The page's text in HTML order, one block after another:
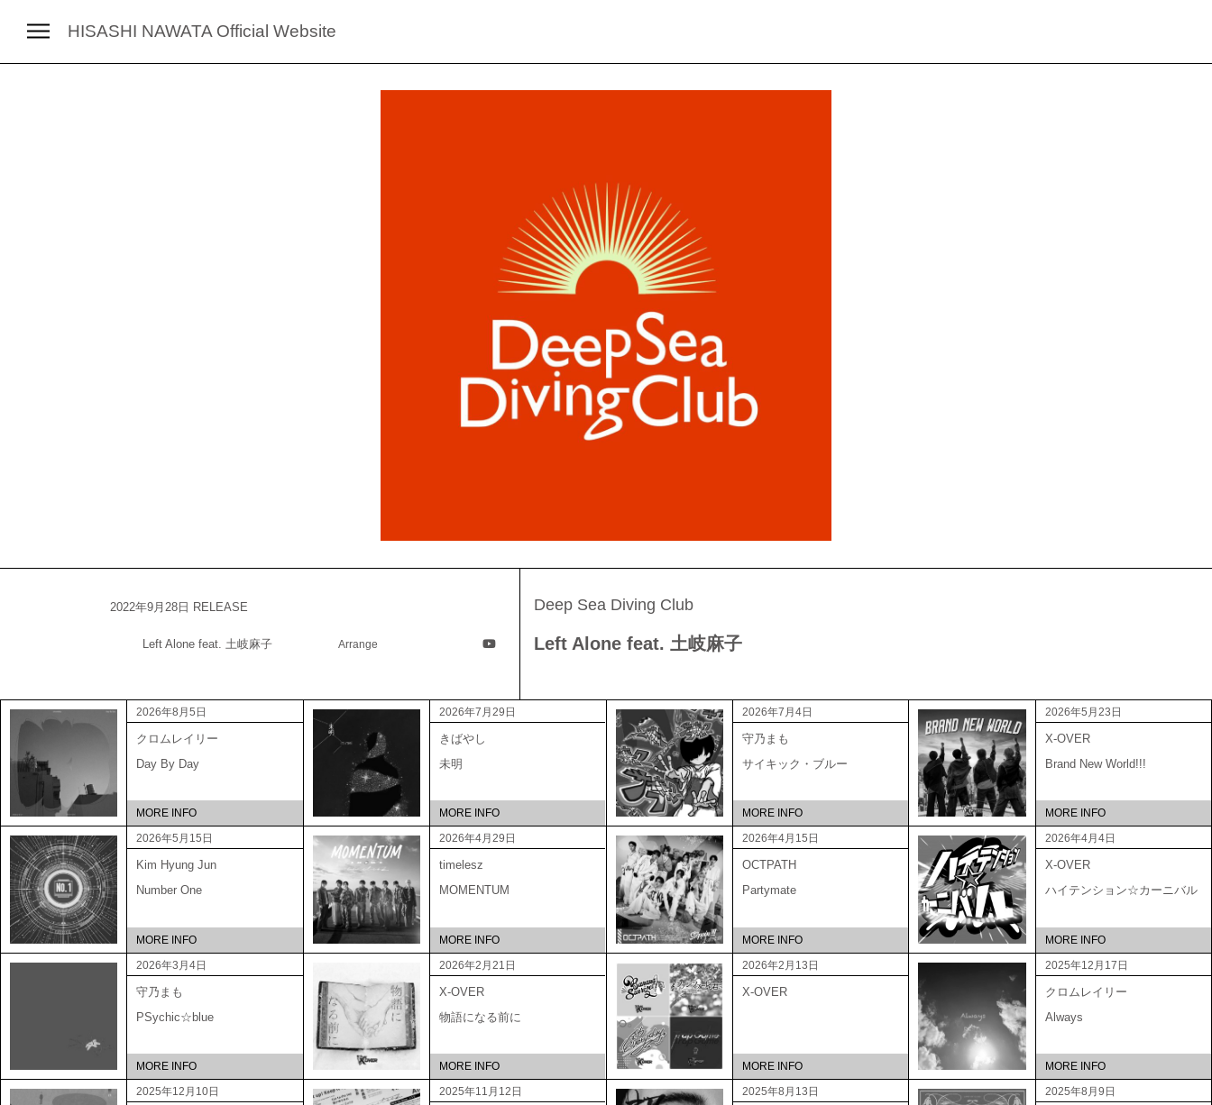
HISASHI NAWATA Official Website
Deep Sea Diving Club
Left Alone feat. 土岐麻子
2022年9月28日 RELEASE
Left Alone feat. 土岐麻子 Arrange
2026年8月5日
クロムレイリー
Day By Day
MORE INFO
2026年7月29日
きばやし
未明
MORE INFO
2026年7月4日
守乃まも
サイキック・ブルー
MORE INFO
2026年5月23日
X-OVER
Brand New World!!!
MORE INFO
2026年5月15日
Kim Hyung Jun
Number One
MORE INFO
2026年4月29日
timelesz
MOMENTUM
MORE INFO
2026年4月15日
OCTPATH
Partymate
MORE INFO
2026年4月4日
X-OVER
ハイテンション☆カーニバル
MORE INFO
2026年3月4日
守乃まも
PSychic☆blue
MORE INFO
2026年2月21日
X-OVER
物語になる前に
MORE INFO
2026年2月13日
X-OVER
MORE INFO
2025年12月17日
クロムレイリー
Always
MORE INFO
2025年12月10日
2025年11月12日 2025年8月13日 2025年8月9日